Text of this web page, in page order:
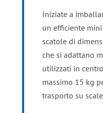
Iniziate a
un efficiente
scatole di
che si adattano
utilizzati in
massimo 15 kg
trasporto su